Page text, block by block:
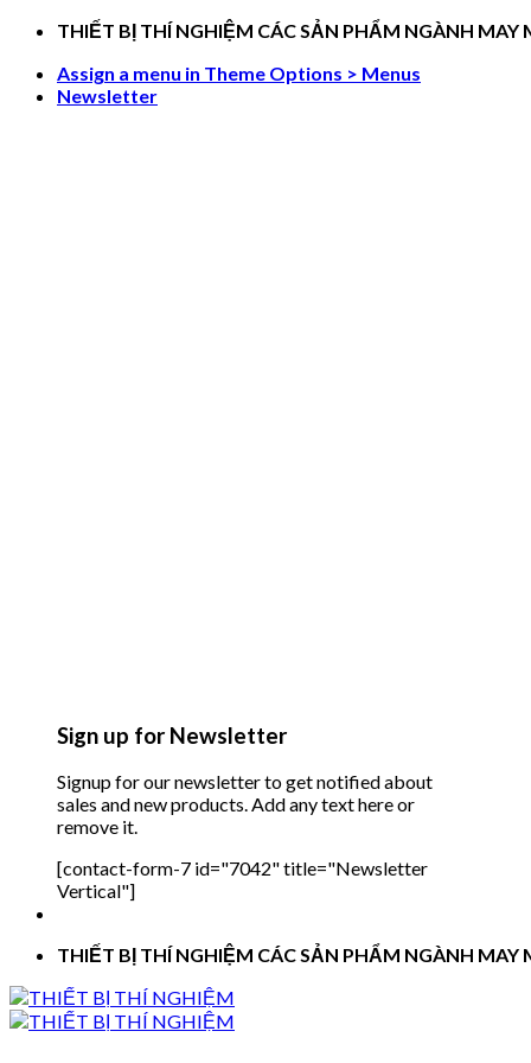
Skip
content
THIẾT BỊ THÍ NGHIỆM CÁC SẢN PHẨM NGÀNH MAY
Assign a menu in Theme Options > Menus
Newsletter
Sign up for Newsletter
Signup for our newsletter to get notified about
sales and new products. Add any text here or
remove it.
[contact-form-7 id="7042" title="Newsletter
Vertical"]
THIẾT BỊ THÍ NGHIỆM CÁC SẢN PHẨM NGÀNH MAY